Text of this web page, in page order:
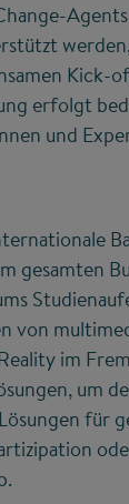
Kick-
erfolgt
und
gesamten
von
im
um
für